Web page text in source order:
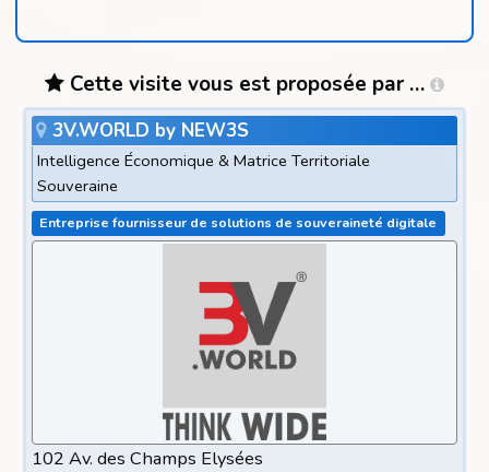
Cette visite vous est proposée par …
3V.WORLD by NEW3S
Intelligence Économique & Matrice Territoriale
Souveraine
Entreprise fournisseur de solutions de souveraineté digitale
102 Av. des Champs Elysées